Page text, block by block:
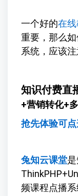
一个好的在
重要，那么
系统，应该
知识付费直
+营销转化+
抢先体验可
兔知云课堂是
频课程点播系